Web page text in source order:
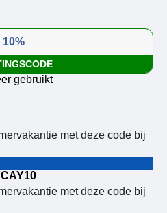
10%
gebruikt
met deze code bij
met deze code bij